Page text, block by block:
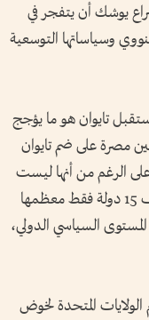
يوشك أن يتفجر في
وسياساتها التوسعية
تايوان هو ما يؤجج
مصرة على ضم تايوان
الرغم من أنها ليست
عضواً في الأمم المتحدة ولا تحظى سوى باعتراف 15 دولة فقط معظمها
السياسي الدولي،
الولايات المتحدة لخوض